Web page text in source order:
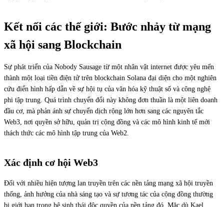
Kết nối các thế giới: Bước nhảy từ mạng
xã hội sang Blockchain
Sự phát triển của Nobody Sausage từ một nhân vật internet được yêu mến
thành một loại tiền điện tử trên blockchain Solana đại diện cho một nghiên
cứu điển hình hấp dẫn về sự hội tụ của văn hóa kỹ thuật số và công nghệ
phi tập trung. Quá trình chuyển đổi này không đơn thuần là một liên doanh
đầu cơ, mà phản ánh sự chuyển dịch rộng lớn hơn sang các nguyên tắc
Web3, nơi quyền sở hữu, quản trị cộng đồng và các mô hình kinh tế mới
thách thức các mô hình tập trung của Web2.
Xác định cơ hội Web3
Đối với nhiều hiện tượng lan truyền trên các nền tảng mạng xã hội truyền
thống, ảnh hưởng của nhà sáng tạo và sự tương tác của cộng đồng thường
bị giới hạn trong hệ sinh thái độc quyền của nền tảng đó. Mặc dù Kael